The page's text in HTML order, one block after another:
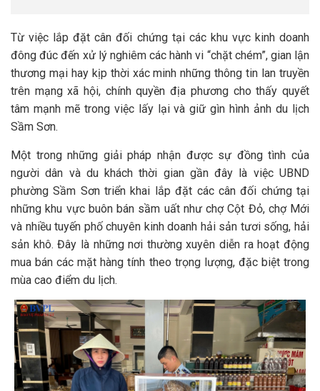
Từ việc lắp đặt cân đối chứng tại các khu vực kinh doanh
đông đúc đến xử lý nghiêm các hành vi “chặt chém”, gian lận
thương mại hay kịp thời xác minh những thông tin lan truyền
trên mạng xã hội, chính quyền địa phương cho thấy quyết
tâm mạnh mẽ trong việc lấy lại và giữ gìn hình ảnh du lịch
Sầm Sơn.
Một trong những giải pháp nhận được sự đồng tình của
người dân và du khách thời gian gần đây là việc UBND
phường Sầm Sơn triển khai lắp đặt các cân đối chứng tại
những khu vực buôn bán sầm uất như chợ Cột Đỏ, chợ Mới
và nhiều tuyến phố chuyên kinh doanh hải sản tươi sống, hải
sản khô. Đây là những nơi thường xuyên diễn ra hoạt động
mua bán các mặt hàng tính theo trọng lượng, đặc biệt trong
mùa cao điểm du lịch.